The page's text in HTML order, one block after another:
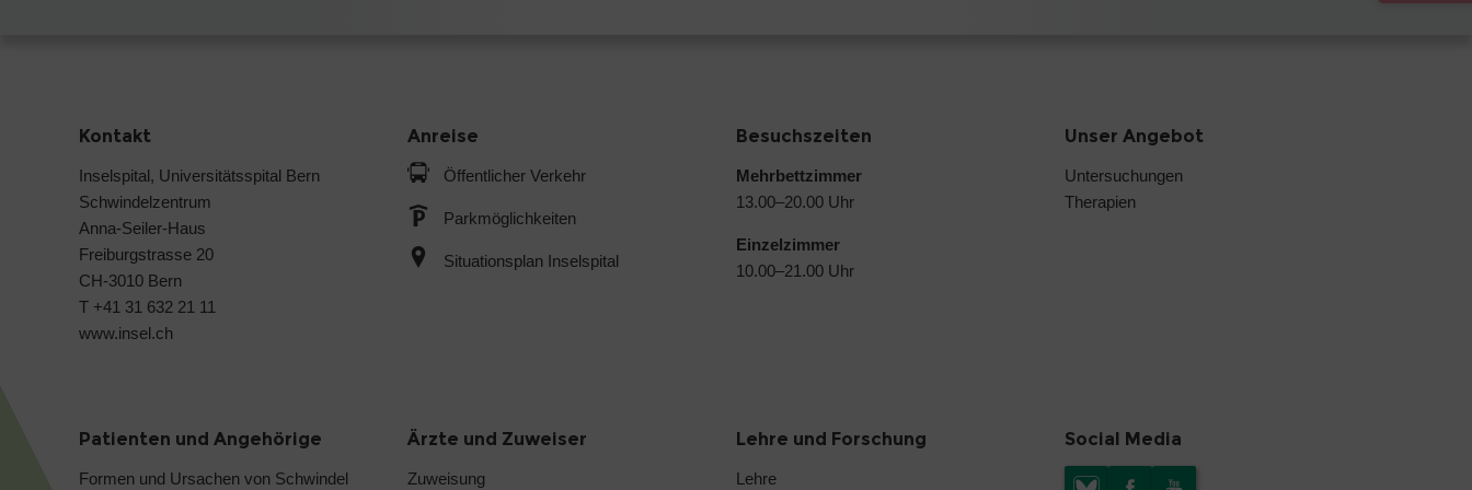
Kontakt
Inselspital, Universitätsspital Bern
Schwindelzentrum
Anna-Seiler-Haus
Freiburgstrasse 20
CH-3010 Bern
T +41 31 632 21 11
www.insel.ch
Anreise
Öffentlicher Verkehr
Parkmöglichkeiten
Situationsplan Inselspital
Besuchszeiten
Mehrbettzimmer
13.00–20.00 Uhr
Einzelzimmer
10.00–21.00 Uhr
Unser Angebot
Untersuchungen
Therapien
Patienten und Angehörige
Formen und Ursachen von Schwindel
Ärzte und Zuweiser
Zuweisung
Lehre und Forschung
Lehre
Social Media